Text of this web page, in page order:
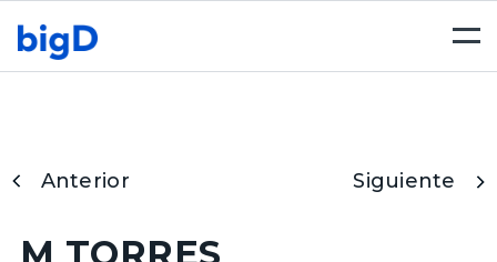
Anterior Siguiente